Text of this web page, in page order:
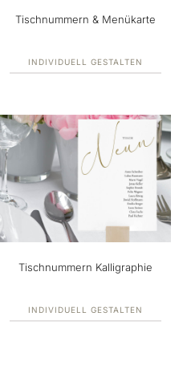
Tischnummern & Menükarte
INDIVIDUELL GESTALTEN
Tischnummern Kalligraphie
INDIVIDUELL GESTALTEN